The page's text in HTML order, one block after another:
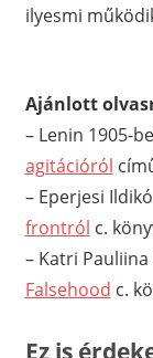
ilyesmi
Ajánlott
– Lenin 1905-
agitációról
– Eperjesi
frontról c.
– Katri
Falsehood c.
Ez is